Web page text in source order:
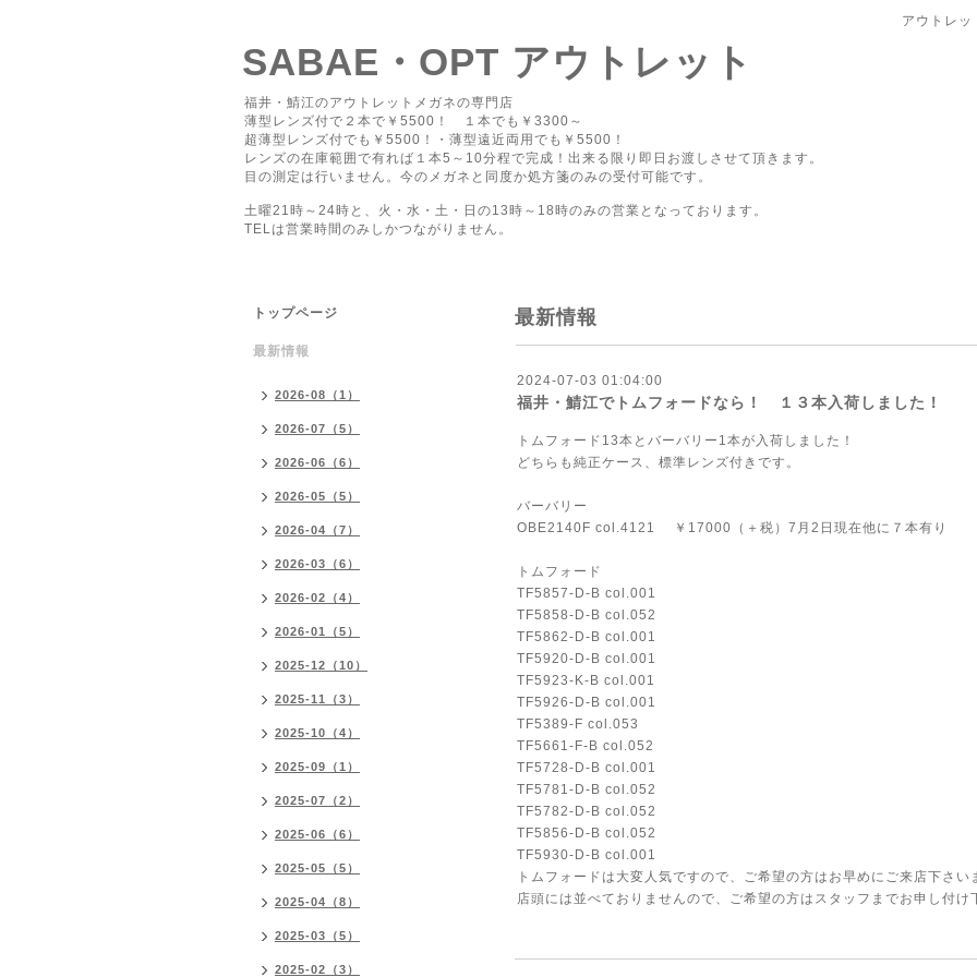
アウトレッ
SABAE・OPT アウトレット
福井・鯖江のアウトレットメガネの専門店
薄型レンズ付で２本で￥5500！ １本でも￥3300～
超薄型レンズ付でも￥5500！・薄型遠近両用でも￥5500！
レンズの在庫範囲で有れば１本5～10分程で完成！出来る限り即日お渡しさせて頂きます。
目の測定は行いません。今のメガネと同度か処方箋のみの受付可能です。
土曜21時～24時と、火・水・土・日の13時～18時のみの営業となっております。
TELは営業時間のみしかつながりません。
最新情報
2024-07-03 01:04:00
福井・鯖江でトムフォードなら！ １３本入荷しました！
トムフォード13本とバーバリー1本が入荷しました！
どちらも純正ケース、標準レンズ付きです。
バーバリー
OBE2140F col.4121 ￥17000（＋税）7月2日現在他に７本有り
トムフォード
TF5857-D-B col.001
TF5858-D-B col.052
TF5862-D-B col.001
TF5920-D-B col.001
TF5923-K-B col.001
TF5926-D-B col.001
TF5389-F col.053
TF5661-F-B col.052
TF5728-D-B col.001
TF5781-D-B col.052
TF5782-D-B col.052
TF5856-D-B col.052
TF5930-D-B col.001
トムフォードは大変人気ですので、ご希望の方はお早めにご来店下さい
店頭には並べておりませんので、ご希望の方はスタッフまでお申し付け
トップページ
最新情報
2026-08（1）
2026-07（5）
2026-06（6）
2026-05（5）
2026-04（7）
2026-03（6）
2026-02（4）
2026-01（5）
2025-12（10）
2025-11（3）
2025-10（4）
2025-09（1）
2025-07（2）
2025-06（6）
2025-05（5）
2025-04（8）
2025-03（5）
2025-02（3）